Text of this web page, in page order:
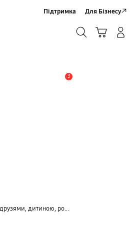
Підтримка Для Бізнесу
3
контактними особами